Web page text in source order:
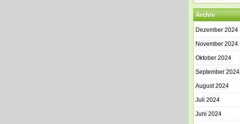
Archiv
Dezember 2024
November 2024
Oktober 2024
September 2024
August 2024
Juli 2024
Juni 2024